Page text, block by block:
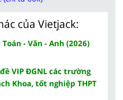
của Vietjack:
- Văn - Anh (2026)
VIP ĐGNL các trường
Khoa, tốt nghiệp THPT